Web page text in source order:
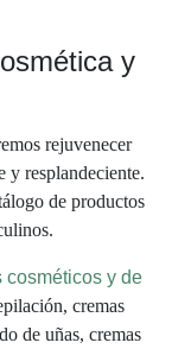
y
rejuvenecer
y resplandeciente.
de productos
cosméticos y de
cremas
de uñas, cremas